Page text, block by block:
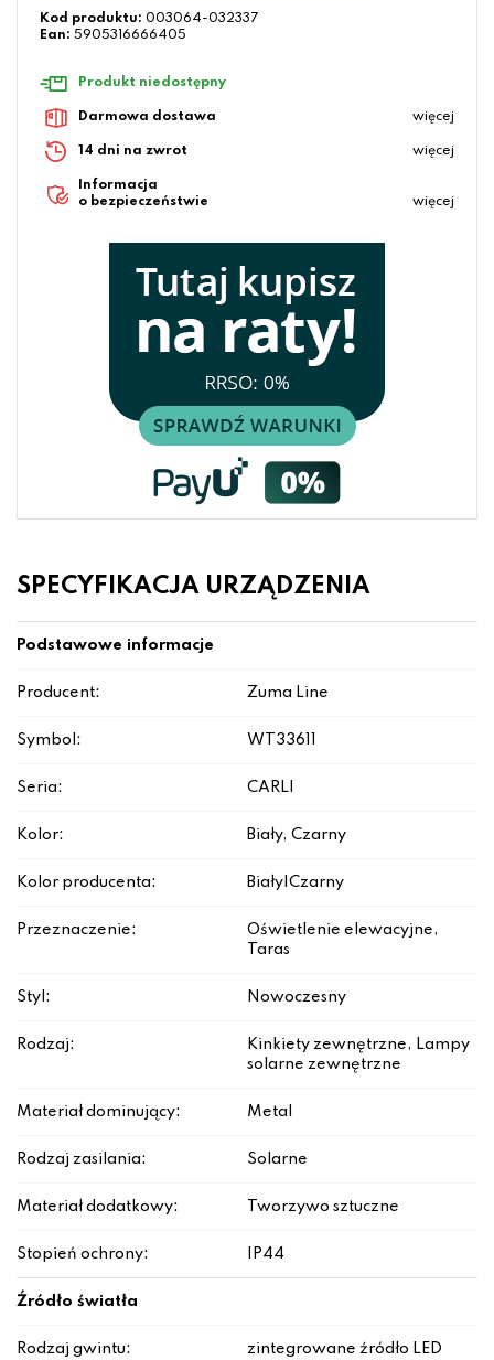
Kod produktu: 003064-032337
Ean: 5905316666405
Produkt niedostępny
Darmowa dostawa więcej
14 dni na zwrot więcej
Informacja
o bezpieczeństwie
więcej
SPECYFIKACJA URZĄDZENIA
Podstawowe informacje
Producent: Zuma Line
Symbol: WT33611
Seria: CARLI
Kolor: Biały, Czarny
Kolor producenta: Biały|Czarny
Przeznaczenie:
Oświetlenie elewacyjne,
Taras
Styl: Nowoczesny
Rodzaj:
Kinkiety zewnętrzne, Lampy
solarne zewnętrzne
Materiał dominujący: Metal
Rodzaj zasilania: Solarne
Materiał dodatkowy: Tworzywo sztuczne
Stopień ochrony: IP44
Źródło światła
Rodzaj gwintu: zintegrowane źródło LED